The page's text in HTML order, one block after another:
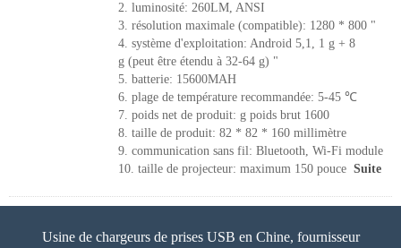
2. luminosité: 260LM, ANSI
3. résolution maximale (compatible): 1280 * 800 "
4. système d'exploitation: Android 5,1, 1 g + 8
g (peut être étendu à 32-64 g) "
5. batterie: 15600MAH
6. plage de température recommandée: 5-45 ℃
7. poids net de produit: g poids brut 1600
8. taille de produit: 82 * 82 * 160 millimètre
9. communication sans fil: Bluetooth, Wi-Fi module
10. taille de projecteur: maximum 150 pouce Suite
Usine de chargeurs de prises USB en Chine, fournisseur